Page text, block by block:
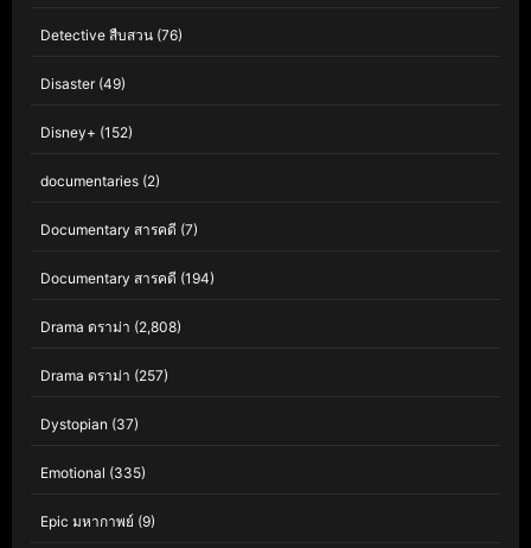
Detective สืบสวน (76)
Disaster(49)
Disney+ (152)
documentaries (2)
Documentary สารคดี (7)
Documentary สารคดี (194)
Drama ดราม่า (2,808)
Drama ดราม่า (257)
Dystopian (37)
Emotional (335)
Epic มหากาพย์ (9)